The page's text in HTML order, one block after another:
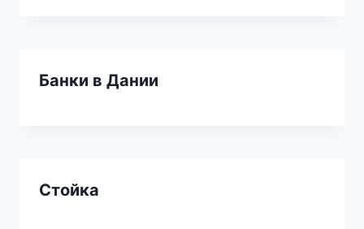
Банки в Дании
Стойка